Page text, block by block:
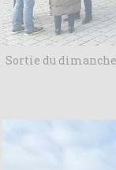
Sortie du